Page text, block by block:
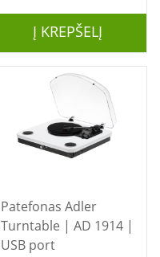
Į KREPŠELĮ
Patefonas Adler
Turntable | AD 1914 |
USB port